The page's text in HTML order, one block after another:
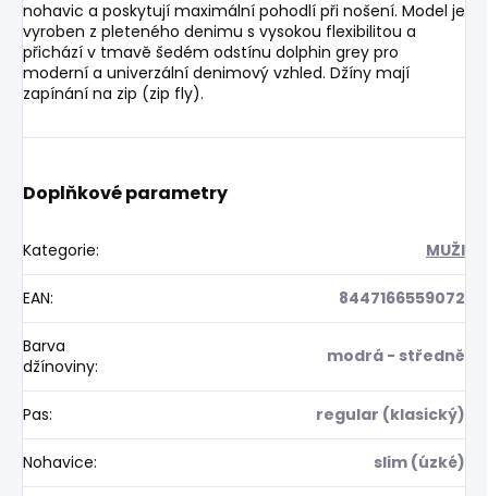
nohavic a poskytují maximální pohodlí při nošení. Model je
vyroben z pleteného denimu s vysokou flexibilitou a
přichází v tmavě šedém odstínu dolphin grey pro
moderní a univerzální denimový vzhled. Džíny mají
zapínání na zip (zip fly).
Doplňkové parametry
Kategorie: MUŽI
EAN: 8447166559072
Barva
džínoviny: modrá - středně
Pas: regular (klasický)
Nohavice: slim (úzké)